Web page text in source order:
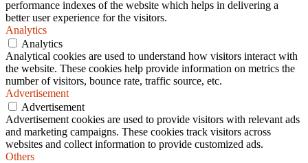
performance indexes of the website which helps in delivering a
better user experience for the visitors.
Analytics
Analytics
Analytical cookies are used to understand how visitors interact with
the website. These cookies help provide information on metrics the
number of visitors, bounce rate, traffic source, etc.
Advertisement
Advertisement
Advertisement cookies are used to provide visitors with relevant ads
and marketing campaigns. These cookies track visitors across
websites and collect information to provide customized ads.
Others